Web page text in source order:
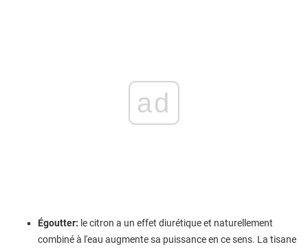
ad
Égoutter: le citron a un effet diurétique et naturellement
combiné à l'eau augmente sa puissance en ce sens. La tisane